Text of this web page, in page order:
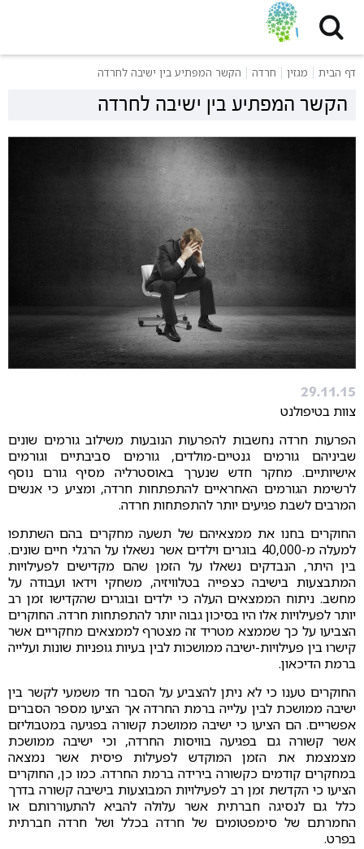
דף הבית מגזין חרדה הקשר המפתיע בין ישיבה לחרדה
הקשר המפתיע בין ישיבה לחרדה
29.11.15
צוות בטיפולנט
הפרעות חרדה נחשבות להפרעות הנובעות משילוב גורמים שונים
שביניהם גורמים גנטיים-מולדים, גורמים סביבתיים וגורמים
אישיותיים. מחקר חדש שנערך באוסטרליה מסיף גורם נוסף
לרשימת הגורמים האחראיים להתפתחות חרדה, ומציע כי אנשים
המרבים לשבת פגיעים יותר להתפתחות חרדה.
החוקרים בחנו את ממצאיהם של תשעה מחקרים בהם השתתפו
למעלה מ-40,000 בוגרים וילדים אשר נשאלו על הרגלי חיים שונים.
בין היתר, הנבדקים נשאלו על הזמן שהם מקדישים לפעילויות
המתבצעות בישיבה כצפייה בטלוויזיה, משחקי וידאו ועבודה על
מחשב. ניתוח הממצאים העלה כי ילדים ובוגרים שהקדישו זמן רב
יותר לפעילויות אלו היו בסיכון גבוה יותר להתפתחות חרדה. החוקרים
הצביעו על כך שממצא מטריד זה מצטרף לממצאים מחקריים אשר
קישרו בין פעילויות-ישיבה ממושכות לבין בעיות גופניות שונות ועלייה
ברמת הדיכאון.
החוקרים טענו כי לא ניתן להצביע על הסבר חד משמעי לקשר בין
ישיבה ממושכת לבין עלייה ברמת החרדה אך הציעו מספר הסברים
אפשריים. הם הציעו כי ישיבה ממושכת קשורה בפגיעה במטבוליזם
אשר קשורה גם בפגיעה בוויסות החרדה, וכי ישיבה ממושכת
מצמצמת את הזמן המוקדש לפעילות פיסית אשר נמצאה
במחקרים קודמים כקשורה בירידה ברמת החרדה. כמו כן, החוקרים
הציעו כי הקדשת זמן רב לפעילויות המבוצעות בישיבה קשורה בדרך
כלל גם לנסיגה חברתית אשר עלולה להביא להתעוררותם או
החמרתם של סימפטומים של חרדה בכלל ושל חרדה חברתית
בפרט.